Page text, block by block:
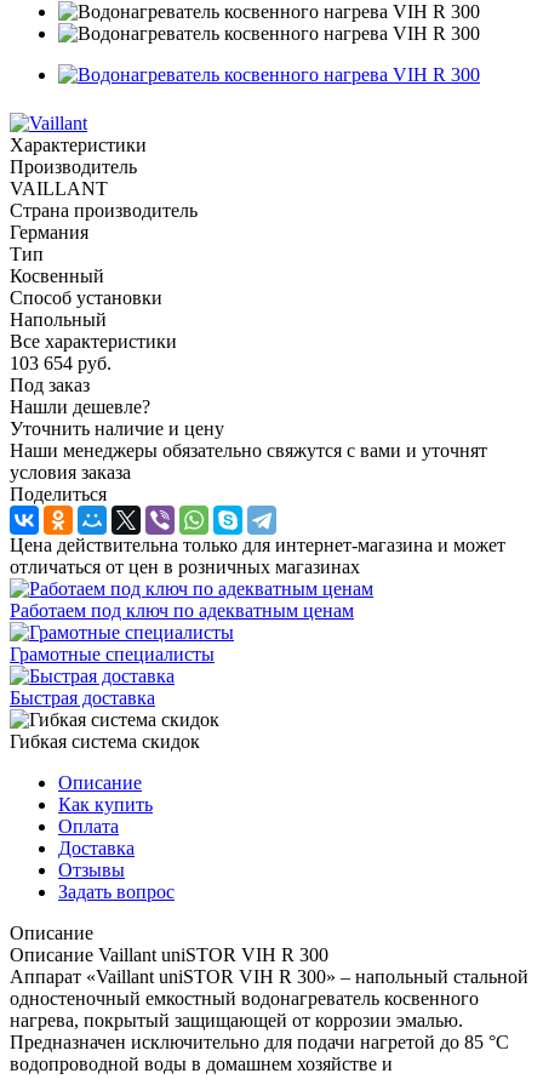
Характеристики
Производитель
VAILLANT
Страна производитель
Германия
Тип
Косвенный
Способ установки
Напольный
Все характеристики
103 654 руб.
Под заказ
Нашли дешевле?
Уточнить наличие и цену
Наши менеджеры обязательно свяжутся с вами и уточнят
условия заказа
Поделиться
Цена действительна только для интернет-магазина и может
отличаться от цен в розничных магазинах
Работаем под ключ по адекватным ценам
Грамотные специалисты
Быстрая доставка
Гибкая система скидок
Описание
Как купить
Оплата
Доставка
Отзывы
Задать вопрос
Описание
Описание Vaillant uniSTOR VIH R 300
Аппарат «Vaillant uniSTOR VIH R 300» – напольный стальной
одностеночный емкостный водонагреватель косвенного
нагрева, покрытый защищающей от коррозии эмалью.
Предназначен исключительно для подачи нагретой до 85 °C
водопроводной воды в домашнем хозяйстве и